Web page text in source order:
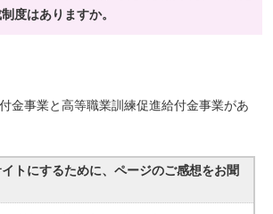
度はありますか。
金事業と高等職業訓練促進給付金事業があ
トにするために、ページのご感想をお聞